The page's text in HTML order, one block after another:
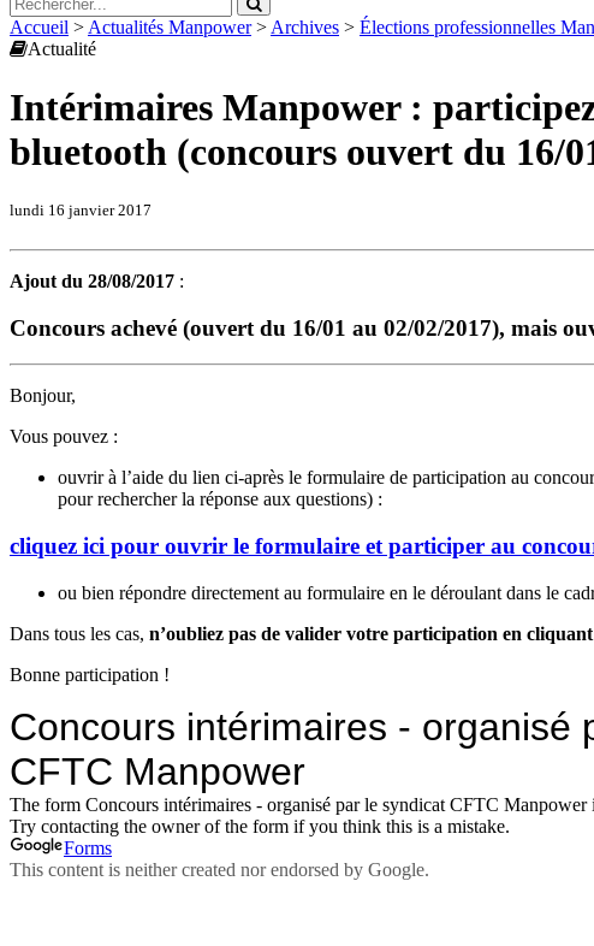
Accueil > Actualités Manpower> Archives > Élections professionnelles
Actualité
Intérimaires Manpower : participez
bluetooth (concours ouvert du 16/
lundi 16 janvier 2017
Ajout du 28/08/2017 :
Concours achevé (ouvert du 16/01 au 02/02/2017), mais
Bonjour,
Vous pouvez :
ouvrir à l’aide du lien ci-après le formulaire de participation au
pour rechercher la réponse aux questions) :
cliquez ici pour ouvrir le formulaire et participer au
ou bien répondre directement au formulaire en le déroulant dans le
Dans tous les cas, n’oubliez pas de valider votre participation en
Bonne participation !